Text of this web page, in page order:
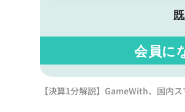
会員に
【決算1分解説】GameWith、国内